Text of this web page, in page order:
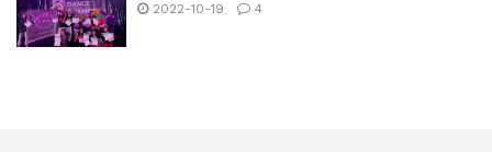
2022-10-19 4